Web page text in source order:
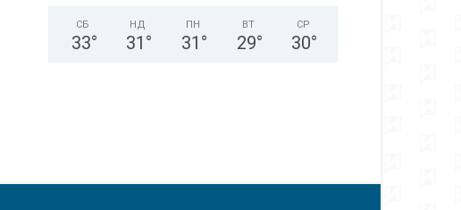
СБ
33°
НД
31 °
ПН
31 °
ВТ
29°
СР
30°